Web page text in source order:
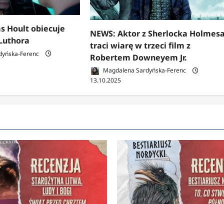
Hoult obiecuje
Ferenc
NEWS: Aktor z Sherlocka
traci wiarę w trzeci film z
Robertem Downeyem Jr.
Magdalena Sardyńska-Ferenc
13.10.2025